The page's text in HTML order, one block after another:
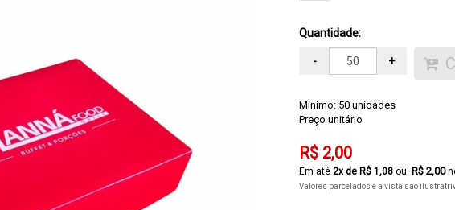
Quantidade:
- +
Mínimo: 50 unidades
Preço unitário
R$ 2,00
2x de R$ 1,08 R$ 2,00
Valores parcelados e a vista são